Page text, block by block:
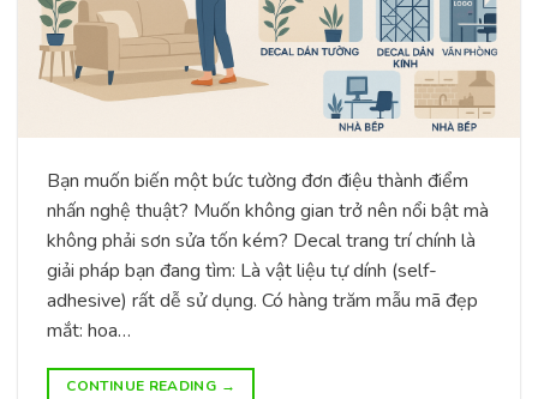
Bạn muốn biến một bức tường đơn điệu thành điểm
nhấn nghệ thuật? Muốn không gian trở nên nổi bật mà
không phải sơn sửa tốn kém? Decal trang trí chính là
giải pháp bạn đang tìm: Là vật liệu tự dính (self-
adhesive) rất dễ sử dụng. Có hàng trăm mẫu mã đẹp
mắt: hoa…
CONTINUE READING →